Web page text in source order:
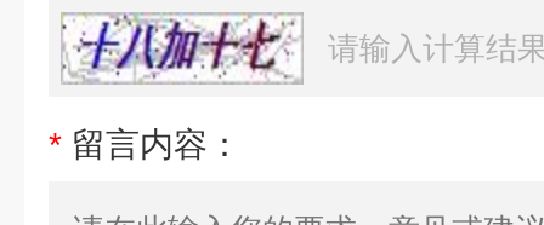
* 留言内容：